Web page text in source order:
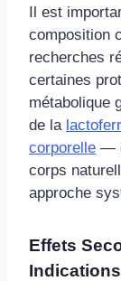
Il est
composition
recherches
certaines
métabolique
de la
corporelle —
corps
approche
Effets
Indications